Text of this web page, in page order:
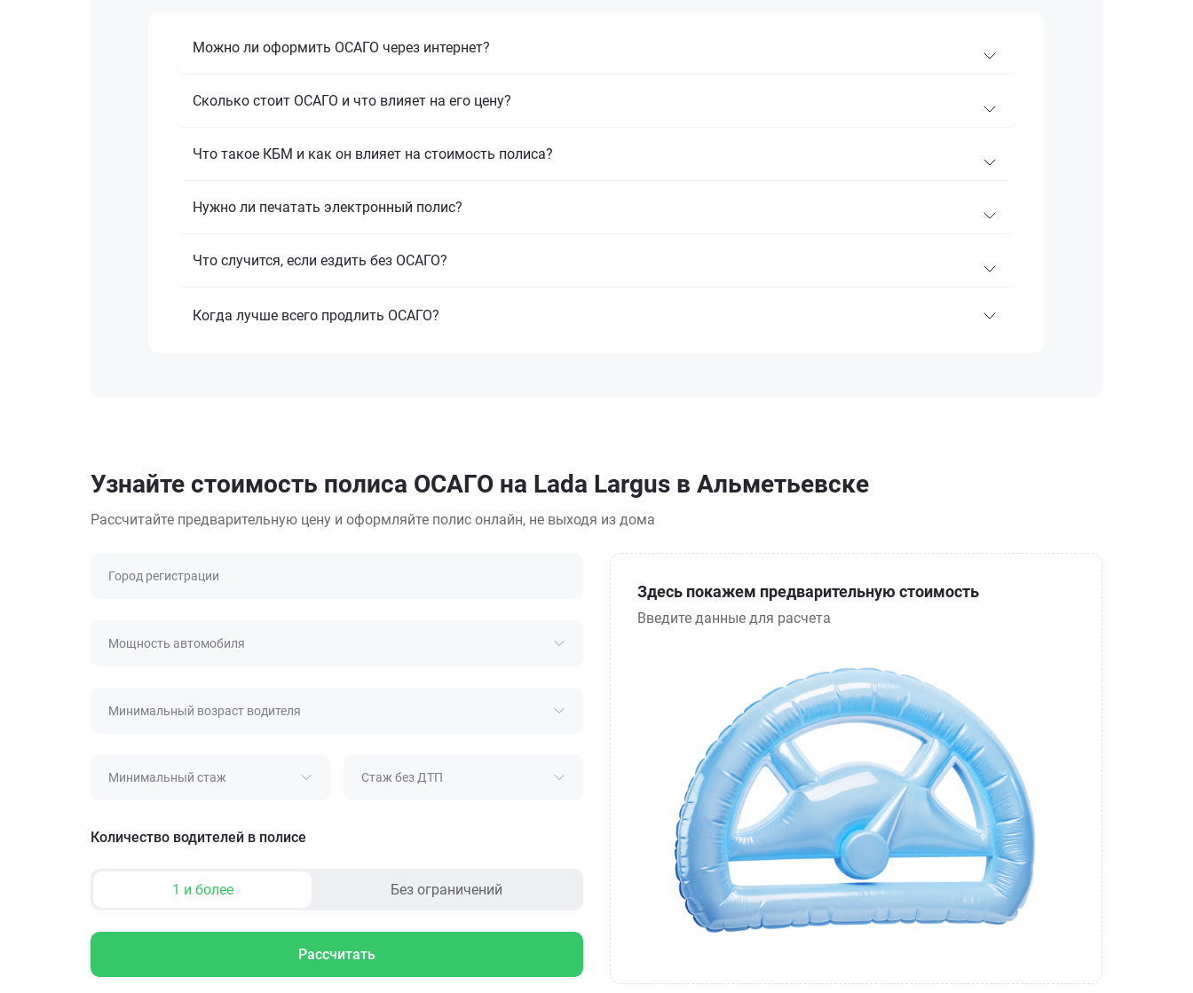
Можно ли оформить ОСАГО через интернет?
Сколько стоит ОСАГО и что влияет на его цену?
Что такое КБМ и как он влияет на стоимость полиса?
Нужно ли печатать электронный полис?
Что случится, если ездить без ОСАГО?
Когда лучше всего продлить ОСАГО?
Узнайте стоимость полиса ОСАГО на Lada Largus в Альметьевске
Рассчитайте предварительную цену и оформляйте полис онлайн, не выходя из дома
Город регистрации
Мощность автомобиля
Минимальный возраст водителя
Минимальный стаж Стаж без ДТП
Количество водителей в полисе
1 и более Без ограничений
Рассчитать
Здесь покажем предварительную стоимость
Введите данные для расчета